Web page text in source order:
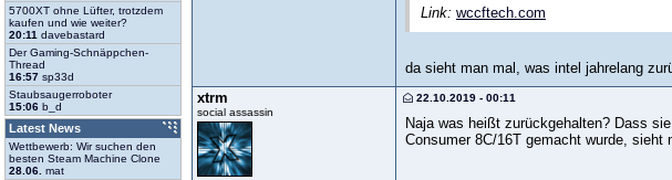
Link: wccftech.com
da sieht man mal, was intel jahrelang
xtrm
social assassin
22.10.2019 - 00:11
Naja was heißt zurückgehalten? Dass
Consumer 8C/16T gemacht wurde, sieht
5700XT ohne Lüfter, trotzdem
kaufen und wie weiter?
20:11 davebastard
Der Gaming-Schnäppchen-
Thread
16:57 sp33d
Staubsaugerroboter
15:06 b_d
Latest News
Wettbewerb: Wir suchen den
besten Steam Machine Clone
28.06. mat